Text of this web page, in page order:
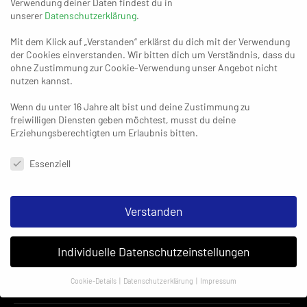
SG Ratingen schon im Viertelfinale
02. SEPTEMBER 2019
unserer Datenschutzerklärung.
Mit dem Klick auf „Verstanden“ erklärst du dich mit der Verwendung
der Cookies einverstanden. Wir bitten dich um Verständnis, dass du
ohne Zustimmung zur Cookie-Verwendung unser Angebot nicht
nutzen kannst.
Wenn du unter 16 Jahre alt bist und deine Zustimmung zu
freiwilligen Diensten geben möchtest, musst du deine
Erziehungsberechtigten um Erlaubnis bitten.
Datenschutzeinstellungen & Nutzungsbedingungen
Essenziell
Verstanden
Individuelle Datenschutzeinstellungen
Cookie-Details Datenschutzerklärung Impressum
Datenschutzeinstellungen